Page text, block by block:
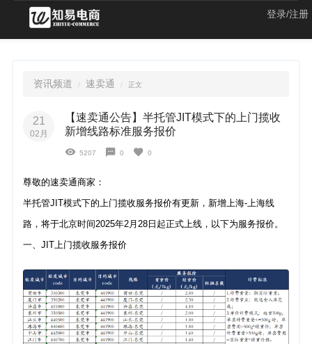
登录/注册
资讯频道 速卖通 正文
21
02月
【速卖通公告】半托管JIT模式下的上门揽收
新增线路标准服务报价
5207 0 0
尊敬的速卖通商家：
半托管JIT模式下的上门揽收服务报价有更新，新增上海-上海线
路，将于北京时间2025年2月28日起正式上线，以下为服务报价。
一、JIT上门揽收服务报价